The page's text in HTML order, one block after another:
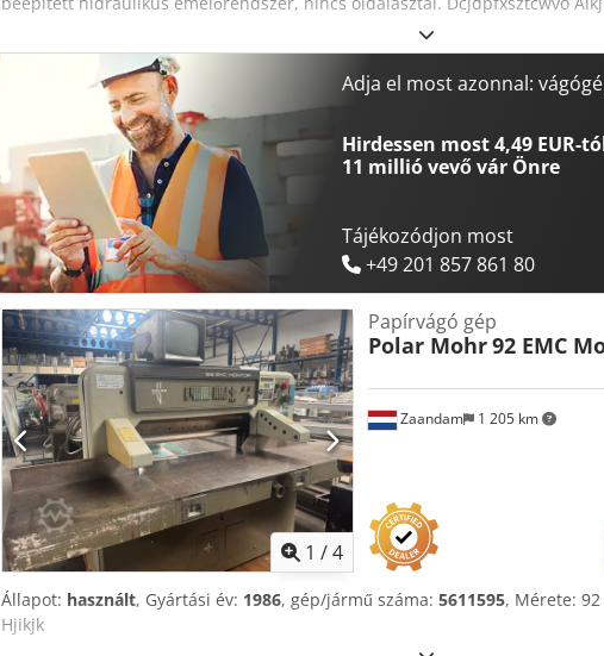
Adja el most azonnal:
Hirdessen most 4,49 EUR-
11 millió vevővár Önre
Tájékozódjon most
+49 201 857 861 80
1 /4
Zaandam 1 205 km
Papírvágó gép
Polar Mohr92 EMC
Állapot: használt, Gyártási év: 1986, gép/jármű száma: 5611595, Mérete:
Hjikjk